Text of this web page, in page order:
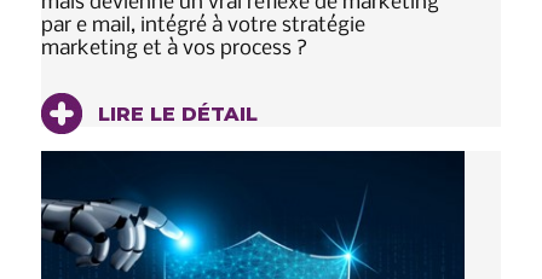
par e mail, intégré à votre stratégie
marketing et à vos process ?
LIRE LE DÉTAIL